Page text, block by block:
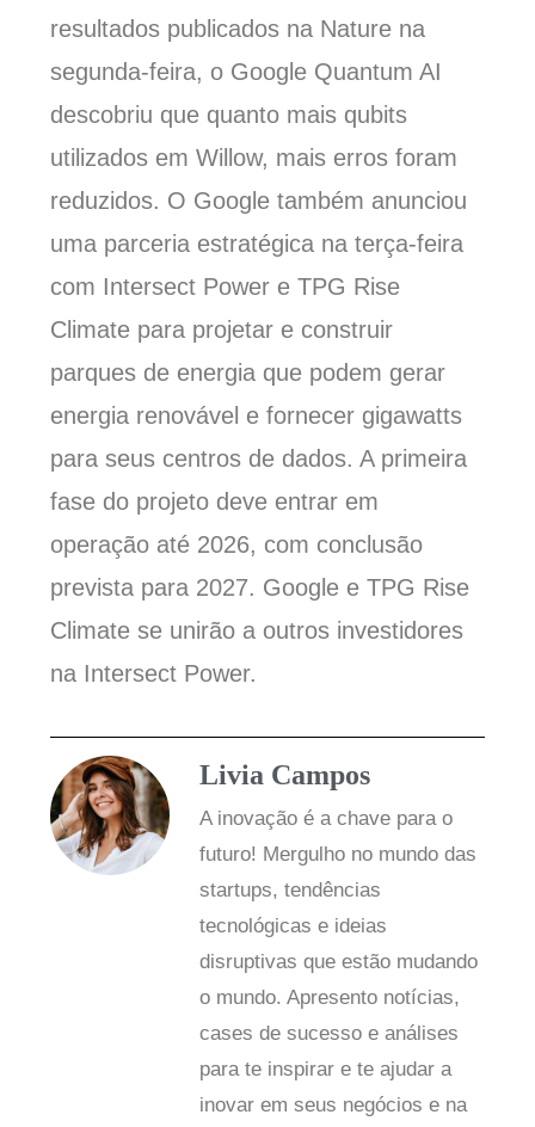
resultados publicados na Nature na
segunda-feira, o Google Quantum AI
descobriu que quanto mais qubits
utilizados em Willow, mais erros foram
reduzidos. O Google também anunciou
uma parceria estratégica na terça-feira
com Intersect Power e TPG Rise
Climate para projetar e construir
parques de energia que podem gerar
energia renovável e fornecer gigawatts
para seus centros de dados. A primeira
fase do projeto deve entrar em
operação até 2026, com conclusão
prevista para 2027. Google e TPG Rise
Climate se unirão a outros investidores
na Intersect Power.
Livia Campos
A inovação é a chave para o
futuro! Mergulho no mundo das
startups, tendências
tecnológicas e ideias
disruptivas que estão mudando
o mundo. Apresento notícias,
cases de sucesso e análises
para te inspirar e te ajudar a
inovar em seus negócios e na